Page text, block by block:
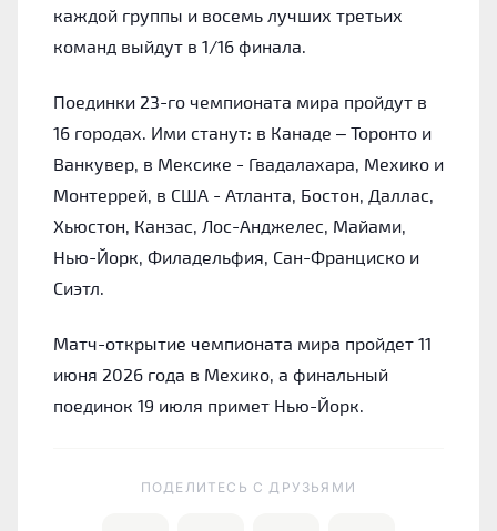
каждой группы и восемь лучших третьих
команд выйдут в 1/16 финала.
Поединки 23-го чемпионата мира пройдут в
16 городах. Ими станут: в Канаде – Торонто и
Ванкувер, в Мексике - Гвадалахара, Мехико и
Монтеррей, в США - Атланта, Бостон, Даллас,
Хьюстон, Канзас, Лос-Анджелес, Майами,
Нью-Йорк, Филадельфия, Сан-Франциско и
Сиэтл.
Матч-открытие чемпионата мира пройдет 11
июня 2026 года в Мехико, а финальный
поединок 19 июля примет Нью-Йорк.
ПОДЕЛИТЕСЬ C ДРУЗЬЯМИ